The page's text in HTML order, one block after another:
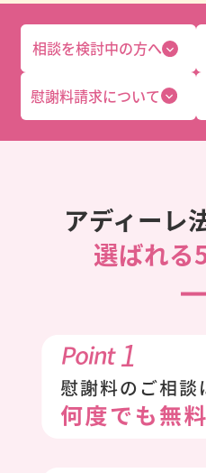
相談を検討中の方へ
慰謝料請求について
アディーレ
選ばれる